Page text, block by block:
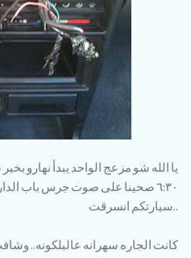
يا الله شو مزعج الواحد يبدأ نهارو
٦:٣٠ صحينا على صوت جرس باب
سيارتكم انسرقت..
كانت الجاره سهرانه عالبلكونه..